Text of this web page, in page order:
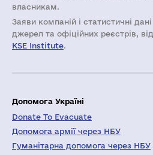
власникам.
Заяви компаній i статистичні дані
джерел та офіційних реєстрів,
KSE Institute.
Допомога Україні
Donate To Evacuate
Допомога армії через НБУ
Гуманітарна допомога через НБУ